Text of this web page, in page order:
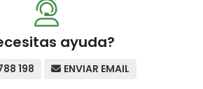
ayuda?
198 ENVIAR EMAIL